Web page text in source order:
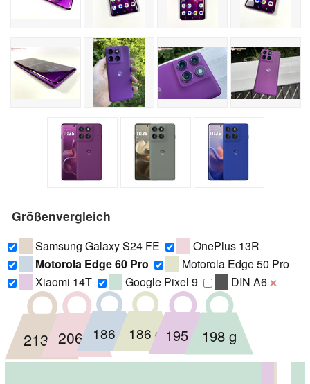
Größenvergleich
Samsung Galaxy S24 FE
OnePlus 13R
Motorola Edge 60 Pro
Motorola Edge 50 Pro
Xiaomi 14T
Google Pixel 9 DIN A6 ❌
213 g206 g186 g 186 g 195 g 198 g